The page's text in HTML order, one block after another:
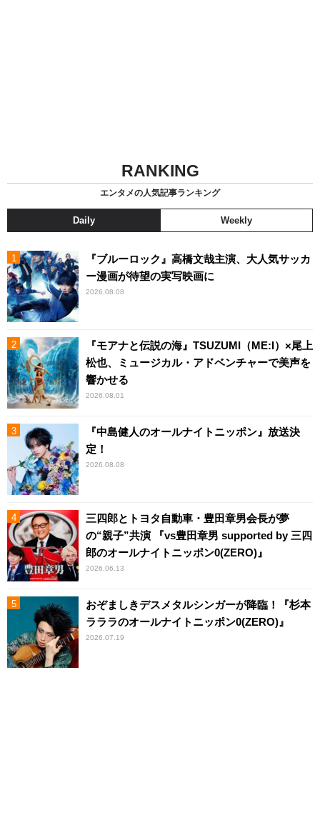
RANKING
エンタメの人気記事ランキング
Daily Weekly
『ブルーロック』高橋文哉主演、大人気サッカ
ー漫画が待望の実写映画に
2026.08.08
『モアナと伝説の海』TSUZUMI（ME:I）×尾上
松也、ミュージカル・アドベンチャーで美声を
響かせる
2026.08.01
『中島健人のオールナイトニッポン』放送決
定！
2026.08.08
三四郎とトヨタ自動車・豊田章男会長が夢
の“親子”共演 『vs豊田章男 supported by 三四
郎のオールナイトニッポン0(ZERO)』
2026.06.13
おぞましきデスメタルシンガーが降臨！『杉本
ラララのオールナイトニッポン0(ZERO)』
2026.07.19